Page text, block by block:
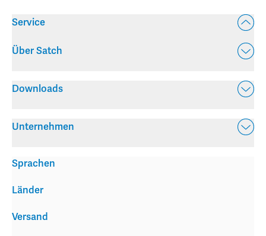
Service
Über Satch
Downloads
Unternehmen
Versand
Sprachen
Länder